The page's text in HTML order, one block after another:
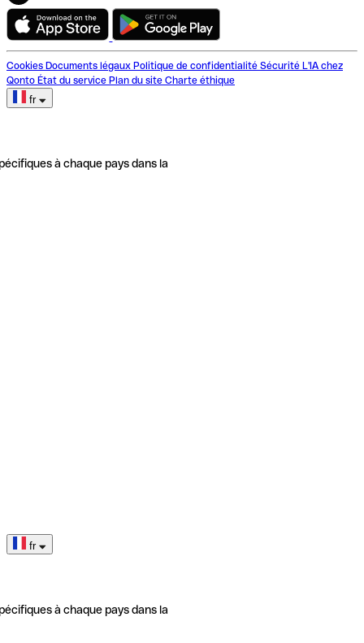
Cookies Documents légaux Politique de confidentialité Sécurité L'IA chez
Qonto État du service Plan du site Charte éthique
fr
à chaque pays dans la
fr
à chaque pays dans la